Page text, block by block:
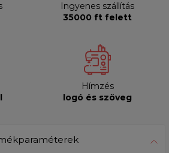
Ingyenes szállítás
35000 ft felett
Hímzés
logó és szöveg